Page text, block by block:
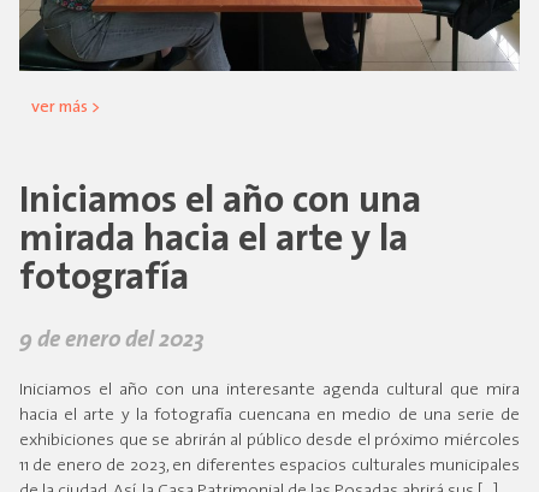
ver más >
Iniciamos el año con una
mirada hacia el arte y la
fotografía
9 de enero del 2023
Iniciamos el año con una interesante agenda cultural que mira
hacia el arte y la fotografía cuencana en medio de una serie de
exhibiciones que se abrirán al público desde el próximo miércoles
11 de enero de 2023, en diferentes espacios culturales municipales